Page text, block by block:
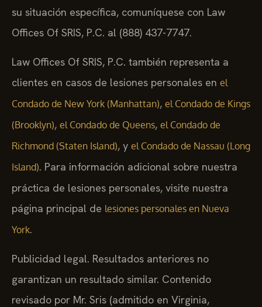
su situación específica, comuníquese con Law
Offices Of SRIS, P.C. al (888) 437-7747.
Law Offices Of SRIS, P.C. también representa a
clientes en casos de lesiones personales en el
Condado de New York (Manhattan), el Condado de Kings
(Brooklyn), el Condado de Queens, el Condado de
Richmond (Staten Island), y el Condado de Nassau (Long
Island). Para información adicional sobre nuestra
práctica de lesiones personales, visite nuestra
página principal de lesiones personales en Nueva
York.
Publicidad legal. Resultados anteriores no
garantizan un resultado similar. Contenido
revisado por Mr. Sris (admitido en Virginia,